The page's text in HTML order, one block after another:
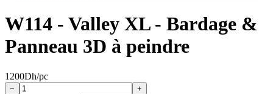
W114 - Valley XL - Bardage &
Panneau 3D à peindre
1200Dh/pc
−
+